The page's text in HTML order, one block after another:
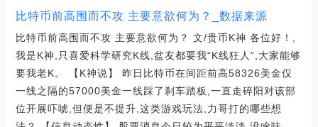
比特币前高围而不攻 主要意欲何为？_数据来源
比特币前高围而不攻 主要意欲何为？ 文/贵币K神 各位好！,
我是K神,只喜爱科学研究K线,盆友都要我“K线狂人”,大家能够
要我老K。 【K神说】 昨日比特币在间距前高58326美金仅
一线之隔的57000美金一线踩了刹车踏板,一直走碎阳对该部
位开展吓唬,但便是不提升,这类游戏玩法,力哥打的哪些想